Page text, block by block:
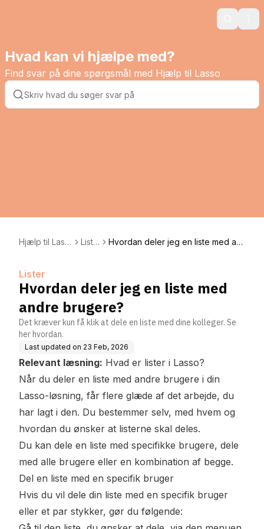
Search
Hvad kan vi hjælpe med?
Find svar på dine spørgsmål med Hjælp til Lasso
Hjælp til Lass
Liste
Hvordan deler jeg en liste med an
Lister
Hvordan deler jeg en liste med
andre brugere?
Det kræver kun få klik at dele en liste med dine kolleger. Se
her hvordan.
Last updated on 23 Feb, 2026
Relevant læsning: Hvad er lister i Lasso?
Når du deler en liste med andre brugere i din
Lasso-løsning, får flere glæde af det arbejde, du
har lagt i den. Du bestemmer selv, med hvem og
hvordan du ønsker at listerne skal deles.
Du kan dele en liste med specifikke brugere, dele
med alle brugere eller en kombination af begge.
Del en liste med en specifik bruger
Hvis du vil dele din liste med en specifik bruger
eller et par stykker, gør du følgende: